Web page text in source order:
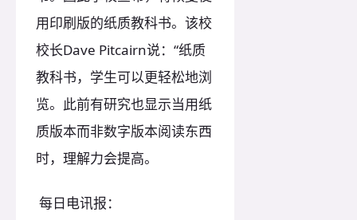
用印刷版的纸质教科书。该校
校长Dave Pitcairn说：“纸质
教科书，学生可以更轻松地浏
览。此前有研究也显示当用纸
质版本而非数字版本阅读东西
时，理解力会提高。
每日电讯报：